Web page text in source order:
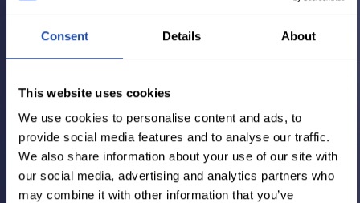
Consent Details About
This website uses cookies
We use cookies to personalise content and ads, to
provide social media features and to analyse our traffic.
We also share information about your use of our site with
our social media, advertising and analytics partners who
may combine it with other information that you’ve